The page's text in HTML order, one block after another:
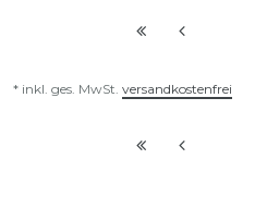
* inkl. ges. MwSt. versandkostenfrei